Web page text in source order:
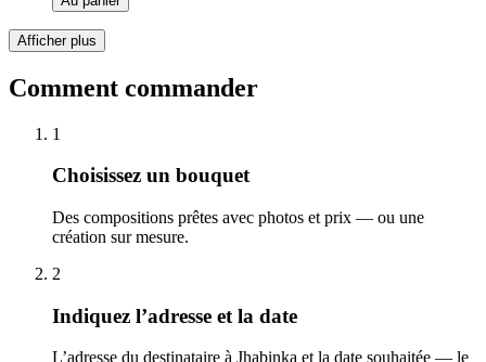
Afficher plus
Comment commander
1
Choisissez un bouquet
Des compositions prêtes avec photos et prix — ou une
création sur mesure.
2
Indiquez l’adresse et la date
L’adresse du destinataire à Jhabinka et la date souhaitée — le